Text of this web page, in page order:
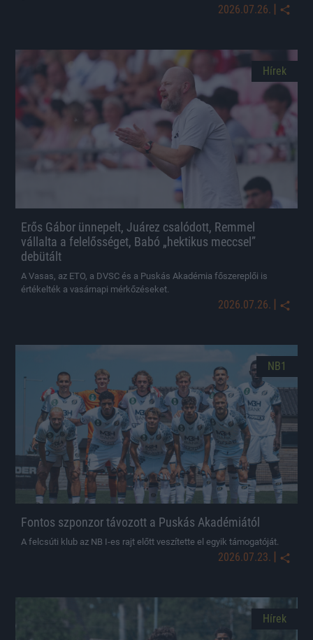
2026.07.26. |
Hírek
Erős Gábor ünnepelt, Juárez csalódott, Remmel
vállalta a felelősséget, Babó „hektikus meccsel”
debütált
A Vasas, az ETO, a DVSC és a Puskás Akadémia főszereplői is
értékelték a vasárnapi mérkőzéseket.
2026.07.26. |
NB1
Fontos szponzor távozott a Puskás Akadémiától
A felcsúti klub az NB I-es rajt előtt veszítette el egyik támogatóját.
2026.07.23. |
Hírek